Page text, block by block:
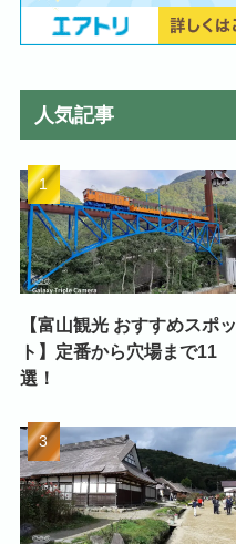
人気記事
【富山観光 おすすめスポッ
ト】定番から穴場まで11
選！